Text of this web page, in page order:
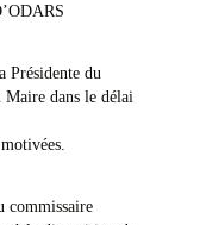
Présidente du
dans le délai
commissaire